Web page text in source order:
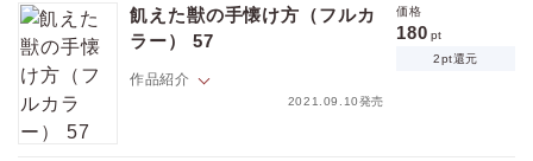
くて、マジメで、秘密主義者。音信不通になる事もしばしばで、ナゼか
理由を聞いても誤魔化されるので隆文は未だに弘樹のことがよくわから
ない。そんなある日、酔っぱらった弘樹に突然キス＆思わぬ告白をされ
てしまう！ 「俺 吸血鬼なんだ。そして多分もうお前も…」ちょっと待
て。弘樹が吸血鬼？ そして俺も？ イキナリそんな事言われても、思考が
追いつかないんですけど――！？【フィカス】
飢えた獣の手懐け方（フルカ
ラー） 57
作品紹介
2021.09.10発売
価格
180 pt
2pt還元